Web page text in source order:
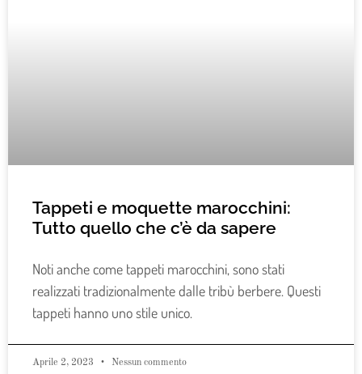
Tappeti e moquette marocchini:
Tutto quello che c’è da sapere
Noti anche come tappeti marocchini, sono stati
realizzati tradizionalmente dalle tribù berbere. Questi
tappeti hanno uno stile unico.
Aprile 2, 2023 Nessun commento